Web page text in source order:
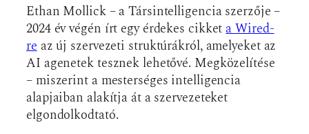
Ethan Mollick – a Társintelligencia szerzője –
2024 év végén írt egy érdekes cikketa Wired-
reaz új szervezeti struktúrákról, amelyeket az
AI agenetek tesznek lehetővé. Megközelítése
– miszerint a mesterséges intelligencia
alapjaiban alakítja át a szervezeteket
elgondolkodtató.